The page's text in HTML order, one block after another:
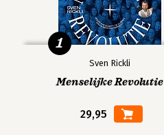
Sven Rickli
Menselijke Revolutie
29,95
1